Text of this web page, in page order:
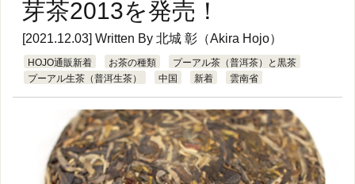
芽茶2013を発売！
[2021.12.03] Written By 北城 彰（Akira Hojo）
HOJO通販新着 お茶の種類
プーアル茶（普洱茶）と黒茶
プーアル生茶（普洱生茶）
中国 新着 雲南省